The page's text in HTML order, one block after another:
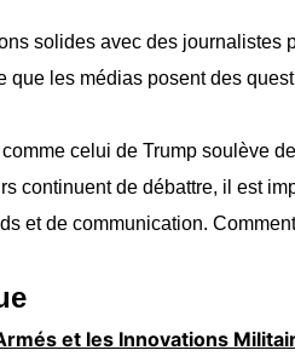
solides avec des journalistes
que les médias posent des
celui de Trump soulève
continuent de débattre, il est
et de communication.
et les Innovations